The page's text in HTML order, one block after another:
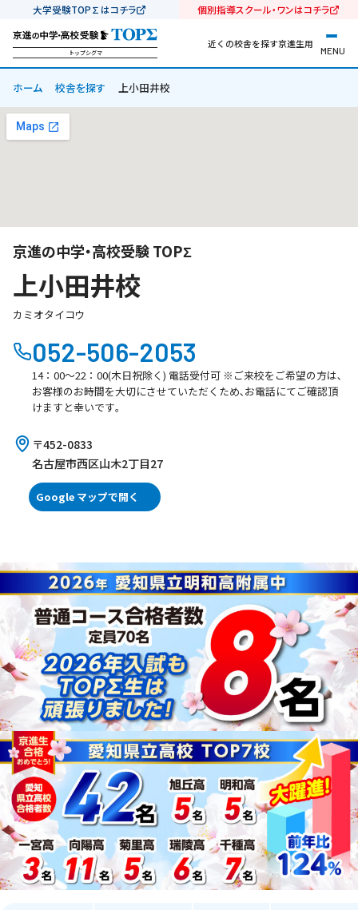
大学受験TOP∑はコチラ 個別指導スクール・ワンはコチラ
トップシグマ
近くの校舎を探す京進生用
MENU
ホーム 校舎を探す 上小田井校
京進の中学・高校受験 TOPΣ
上小田井校
カミオタイコウ
052-506-2053
14：00～22：00(木日祝除く) 電話受付可 ※ご来校をご希望の方は､
お客様のお時間を大切にさせていただくため､お電話にてご確認頂
けますと幸いです｡
〒452-0833
名古屋市西区山木2丁目27
Google マップで開く